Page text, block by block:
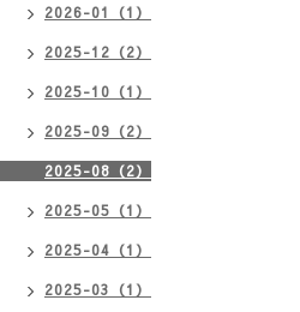
2026-01（1）
2025-12（2）
2025-10（1）
2025-09（2）
2025-08（2）
2025-05（1）
2025-04（1）
2025-03（1）